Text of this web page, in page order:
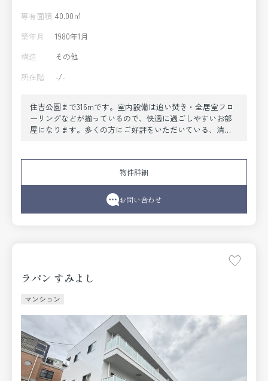
専有面積 40.00㎡
築年月
1980年1月
構造
その他
所在階
-/-
住吉公園まで316mです。室内設備は追い焚き・全居室フロ
ーリングなどが揃っているので、快適に過ごしやすいお部
屋になります。多くの方にご好評をいただいている、清潔
いくのはあなたです。そのためのお手伝いをしていくのが
私たちの仕事です。丁寧にサポートさせて頂きます。
物件詳細
お問い合わせ
ラパン すみよし
マンション